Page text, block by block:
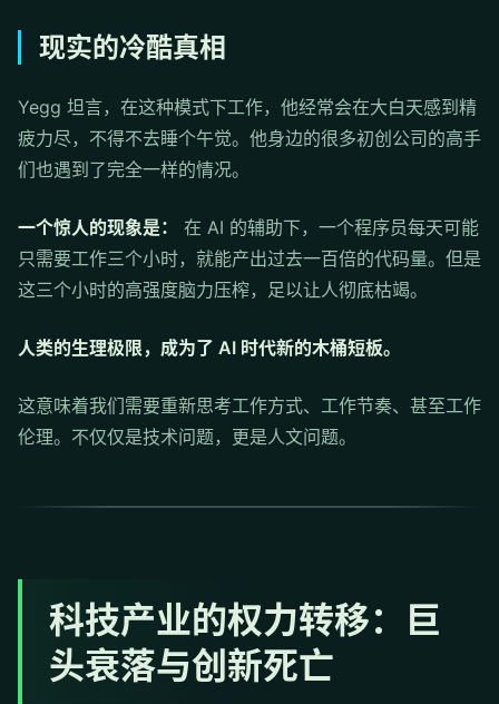
现实的冷酷真相
Yegg 坦言，在这种模式下工作，他经常会在大白天感到精
疲力尽，不得不去睡个午觉。他身边的很多初创公司的高手
们也遇到了完全一样的情况。
一个惊人的现象是：
在 AI 的辅助下，一个程序员每天可能
只需要工作三个小时，就能产出过去一百倍的代码量。但是
这三个小时的高强度脑力压榨，足以让人彻底枯竭。
人类的生理极限，成为了 AI 时代新的木桶短板。
这意味着我们需要重新思考工作方式、工作节奏、甚至工作
伦理。不仅仅是技术问题，更是人文问题。
科技产业的权力转移：巨
头衰落与创新死亡